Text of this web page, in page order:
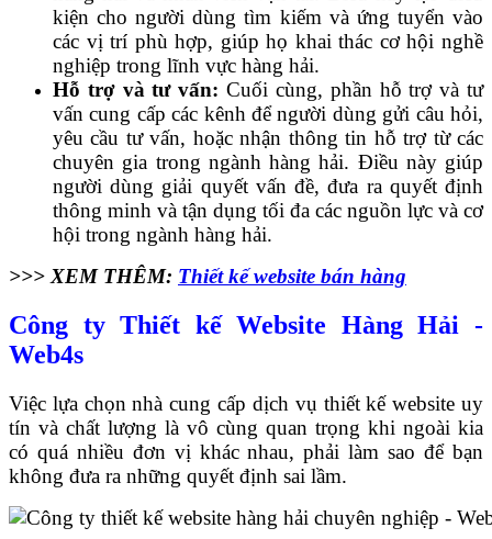
kiện cho người dùng tìm kiếm và ứng tuyển vào
các vị trí phù hợp, giúp họ khai thác cơ hội nghề
nghiệp trong lĩnh vực hàng hải.
Hỗ trợ và tư vấn: Cuối cùng, phần hỗ trợ và tư
vấn cung cấp các kênh để người dùng gửi câu hỏi,
yêu cầu tư vấn, hoặc nhận thông tin hỗ trợ từ các
chuyên gia trong ngành hàng hải. Điều này giúp
người dùng giải quyết vấn đề, đưa ra quyết định
thông minh và tận dụng tối đa các nguồn lực và cơ
hội trong ngành hàng hải.
>>> XEM THÊM: Thiết kế website bán hàng
Công ty Thiết kế Website Hàng Hải -
Web4s
Việc lựa chọn nhà cung cấp dịch vụ thiết kế website uy
tín và chất lượng là vô cùng quan trọng khi ngoài kia
có quá nhiều đơn vị khác nhau, phải làm sao để bạn
không đưa ra những quyết định sai lầm.